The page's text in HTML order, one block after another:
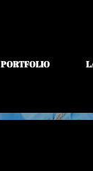
PORTFOLIO